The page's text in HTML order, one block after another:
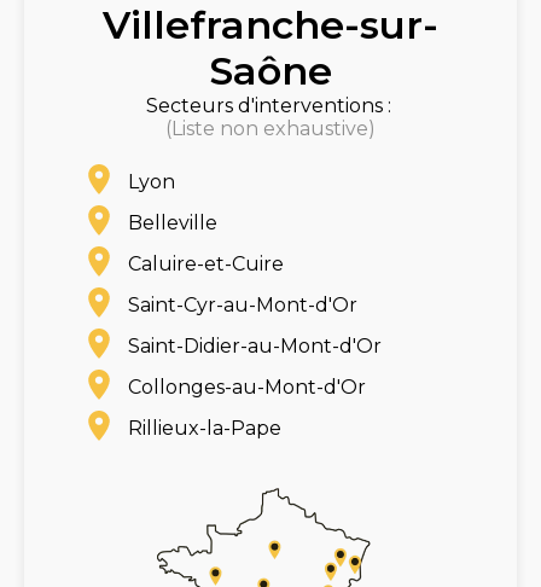
Villefranche-sur-
Saône
Secteurs d'interventions :
(Liste non exhaustive)
Lyon
Belleville
Caluire-et-Cuire
Saint-Cyr-au-Mont-d'Or
Saint-Didier-au-Mont-d'Or
Collonges-au-Mont-d'Or
Rillieux-la-Pape